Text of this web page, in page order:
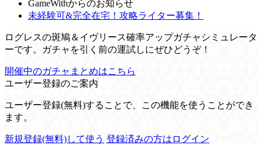
GameWithからのお知らせ
未経験可&完全在宅！攻略ライター募集！
ログレスの斑鳩＆イヴリース確率アップガチャシミュレータ
ーです。ガチャを引く前の運試しにぜひどうぞ！
開催中のガチャまとめはこちら
ユーザー登録のご案内
ユーザー登録(無料)することで、この機能を使うことができ
ます。
新規登録(無料)して使う 登録済みの方はログイン